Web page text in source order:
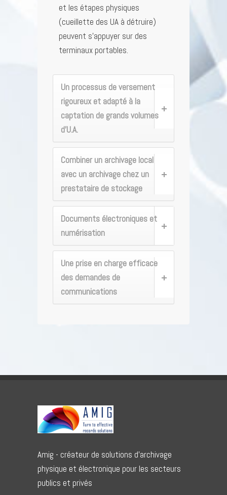
et les étapes physiques
(cueillette des UA à détruire)
peuvent s’appuyer sur des
terminaux portables.
Un processus de versement
rigoureux et adapté à la
captation de grands volumes
d’U.A.
Combiner un archivage local
avec un archivage chez un
prestataire de stockage
Documents électroniques et
numérisation
Une prise en charge efficace
des demandes de
communications
Amig - créateur de solutions d'archivage
physique et électronique pour les secteurs
publics et privés